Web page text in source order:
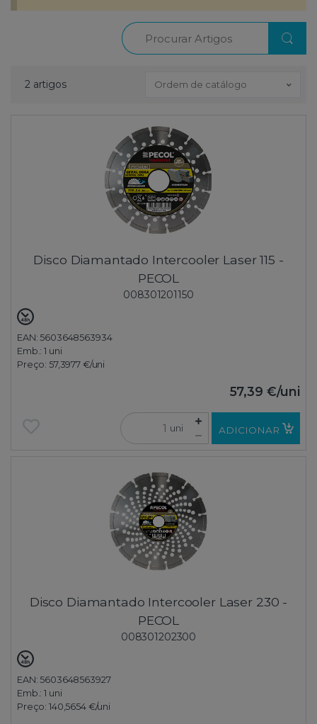
Procurar
2 artigos Ordem de catálogo
Disco Diamantado Intercooler Laser 115 -
PECOL
008301201150
EAN: 5603648563934
Emb.:1 uni
Preço: 57,3977 €/uni
57,39 €/uni
uni ADICIONAR
Disco Diamantado Intercooler Laser 230 -
PECOL
008301202300
EAN: 5603648563927
Emb.:1 uni
Preço: 140,5654 €/uni